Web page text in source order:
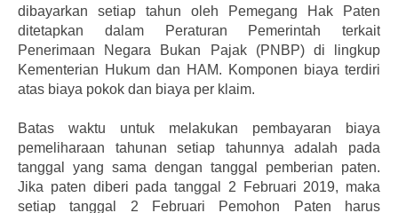
dibayarkan setiap tahun oleh Pemegang Hak Paten
ditetapkan dalam Peraturan Pemerintah terkait
Penerimaan Negara Bukan Pajak (PNBP) di lingkup
Kementerian Hukum dan HAM. Komponen biaya terdiri
atas biaya pokok dan biaya per klaim.
Batas waktu untuk melakukan pembayaran biaya
pemeliharaan tahunan setiap tahunnya adalah pada
tanggal yang sama dengan tanggal pemberian paten.
Jika paten diberi pada tanggal 2 Februari 2019, maka
setiap tanggal 2 Februari Pemohon Paten harus